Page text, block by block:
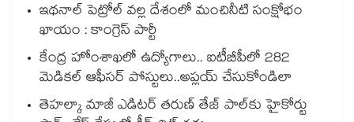
ఇథనాల్ పెట్రోల్ వల్ల దేశంలో మంచినీటి సంక్షోభం
ఖాయం : కాంగ్రెస్ పార్టీ
కేంద్ర హోంశాఖలో ఉద్యోగాలు.. ఐటీబీపీలో 282
మెడికల్ ఆఫీసర్ పోస్టులు..అప్లయ్ చేసుకోండిలా
తెహల్కా మాజీ ఎడిటర్ తరుణ్ తేజ్ పాల్⁭కు హైకోర్టు